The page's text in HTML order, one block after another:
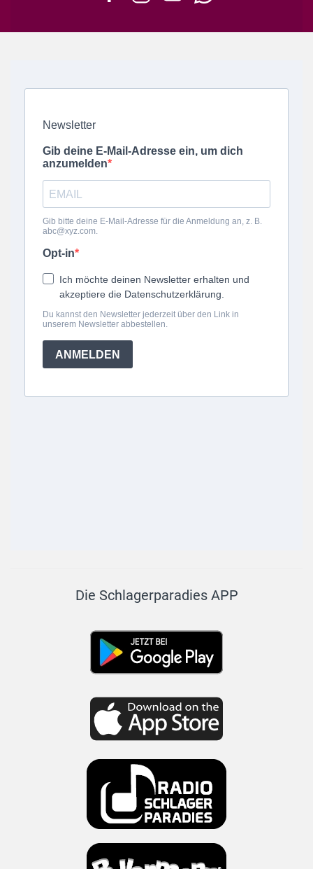
Die Schlagerparadies APP